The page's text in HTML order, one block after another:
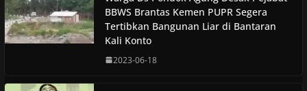
BBWS Brantas Kemen PUPR Segera
Tertibkan Bangunan Liar di Bantaran
Kali Konto
2023-06-18